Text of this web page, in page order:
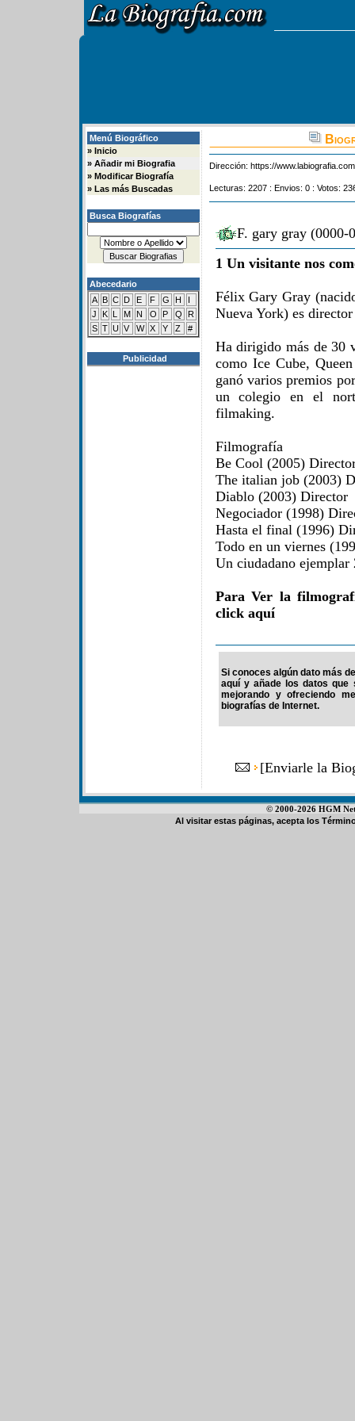
Menú Biográfico
» Inicio
» Añadir mi Biografia
» Modificar Biografía
» Las más Buscadas
Busca Biografías
Abecedario
A B C D E F G H
I
J
K L M N O P Q
R
S T U V W X Y Z #
Publicidad
Dirección: https://
Lecturas: 2207 : Envios: 0 : Votos:
F. gary gray (0000-
1 Un visitante nos
Félix Gary Gray
Nueva York) es
Ha dirigido más de 30
como Ice Cube,
ganó varios premios
un colegio en el
filmaking.
Filmografía
Be Cool (2005)
The italian job (2003)
Diablo (2003) Director
Negociador (1998)
Hasta el final (1996)
Todo en un viernes
Un ciudadano ejemplar
Para Ver la
click aquí
Si conoces algún dato más
aquí y añade los datos que
mejorando y ofreciendo
biografías de Internet.
[Enviarle la
© 2000-2026 HGM
Al visitar estas páginas, acepta los